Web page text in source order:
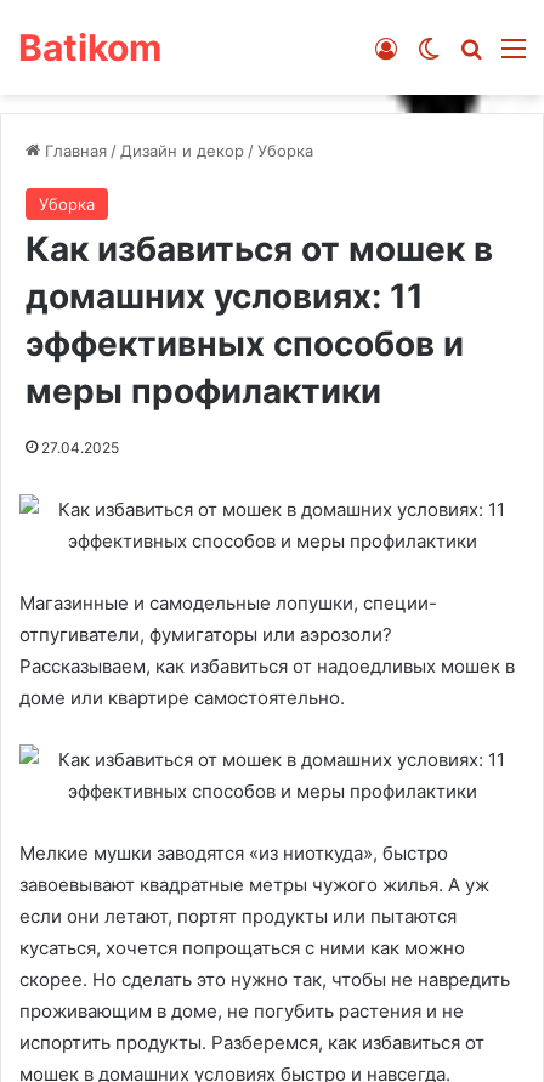
Batikom Switch skin
Войти
Главная / Дизайн и декор /Уборка
Уборка
Как избавиться от мошек в
домашних условиях: 11
эффективных способов и
меры профилактики
27.04.2025
Магазинные и самодельные лопушки, специи-
отпугиватели, фумигаторы или аэрозоли?
Рассказываем, как избавиться от надоедливых мошек в
доме или квартире самостоятельно.
Мелкие мушки заводятся «из ниоткуда», быстро
завоевывают квадратные метры чужого жилья. А уж
если они летают, портят продукты или пытаются
кусаться, хочется попрощаться с ними как можно
скорее. Но сделать это нужно так, чтобы не навредить
проживающим в доме, не погубить растения и не
испортить продукты. Разберемся, как избавиться от
мошек в домашних условиях быстро и навсегда.